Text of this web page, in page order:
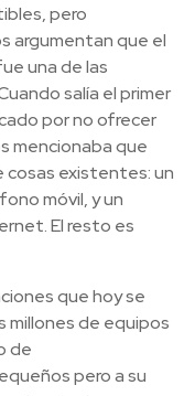
pero
argumentan que el
una de las
salía el primer
por no ofrecer
mencionaba que
cosas existentes: un
móvil, y un
El resto es
que hoy se
millones de equipos
de
pero a su